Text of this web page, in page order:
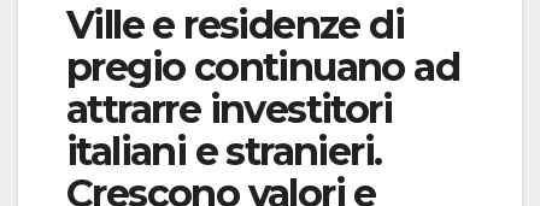
Ville e residenze di
pregio continuano ad
attrarre investitori
italiani e stranieri.
Crescono valori e